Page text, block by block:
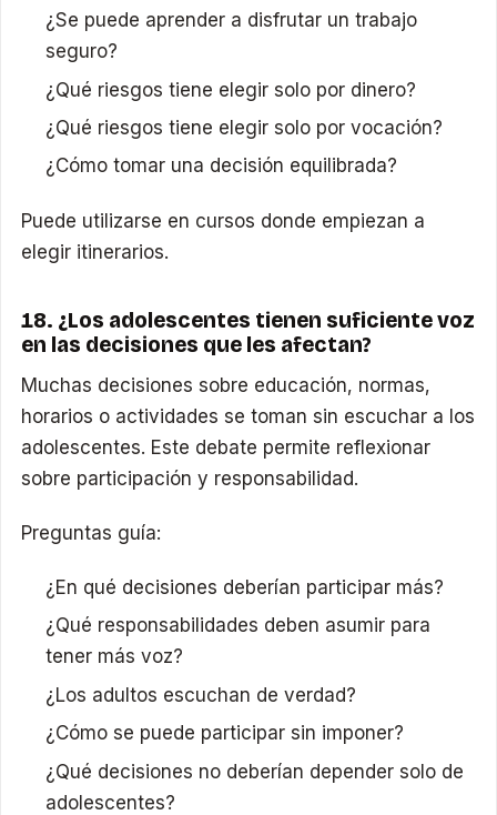
¿Se puede aprender a disfrutar un trabajo
seguro?
¿Qué riesgos tiene elegir solo por dinero?
¿Qué riesgos tiene elegir solo por vocación?
¿Cómo tomar una decisión equilibrada?
Puede utilizarse en cursos donde empiezan a
elegir itinerarios.
18. ¿Los adolescentes tienen suficiente voz
en las decisiones que les afectan?
Muchas decisiones sobre educación, normas,
horarios o actividades se toman sin escuchar a los
adolescentes. Este debate permite reflexionar
sobre participación y responsabilidad.
Preguntas guía:
¿En qué decisiones deberían participar más?
¿Qué responsabilidades deben asumir para
tener más voz?
¿Los adultos escuchan de verdad?
¿Cómo se puede participar sin imponer?
¿Qué decisiones no deberían depender solo de
adolescentes?